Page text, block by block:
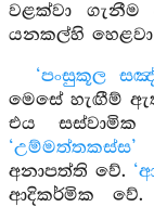
වළක්වා
යනකල්හි
‘පංසුකූල
මෙසේ හැඟීම්
එය
‘උම්මත්තකස්ස’
අනාපත්ති වේ.
ආදිකර්මික